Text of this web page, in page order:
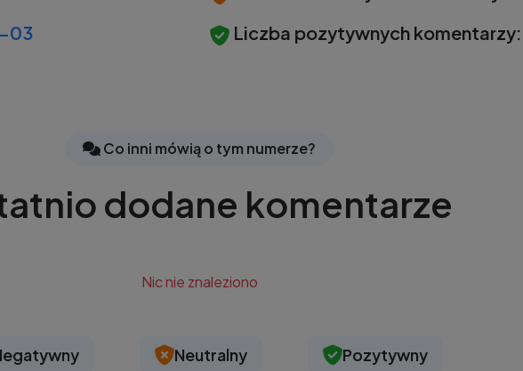
03
Liczba pozytywnych komentarzy:
Co inni mówią o tym numerze?
dodane komentarze
Nic nie znaleziono
Neutralny Pozytywny